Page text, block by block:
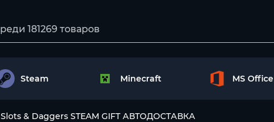
Steam Minecraft MS Office
Slots & Daggers STEAM GIFT АВТОДОСТАВКА